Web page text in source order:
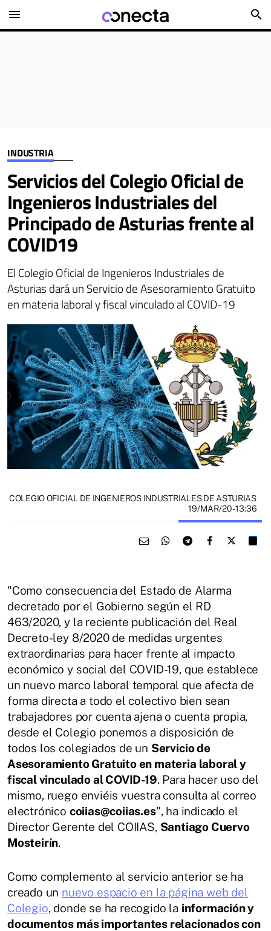
menu search
INDUSTRIA
Servicios del Colegio Oficial de
Ingenieros Industriales del
Principado de Asturias frente al
COVID19
El Colegio Oficial de Ingenieros Industriales de
Asturias dará un Servicio de Asesoramiento Gratuito
en materia laboral y fiscal vinculado al COVID-19
COLEGIO OFICIAL DE INGENIEROS INDUSTRIALES DE ASTURIAS
19/MAR/20- 13:36
"Como consecuencia del Estado de Alarma
decretado por el Gobierno según el RD
463/2020, y la reciente publicación del Real
Decreto-ley 8/2020 de medidas urgentes
extraordinarias para hacer frente al impacto
económico y social del COVID-19, que establece
un nuevo marco laboral temporal que afecta de
forma directa a todo el colectivo bien sean
trabajadores por cuenta ajena o cuenta propia,
desde el Colegio ponemos a disposición de
todos los colegiados de un Servicio de
Asesoramiento Gratuito en materia laboral y
fiscal vinculado al COVID-19. Para hacer uso del
mismo, ruego enviéis vuestra consulta al correo
electrónico coiias@coiias.es", ha indicado el
Director Gerente del COIIAS, Santiago Cuervo
Mosteirín.
Como complemento al servicio anterior se ha
creado un nuevo espacio en la página web del
Colegio, donde se ha recogido la información y
documentos más importantes relacionados con